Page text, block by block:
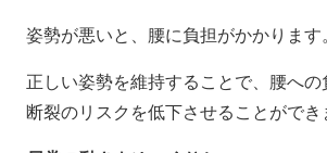
姿勢が悪いと、腰に負担がかかります
正しい姿勢を維持することで、腰へ
断裂のリスクを低下させることができ